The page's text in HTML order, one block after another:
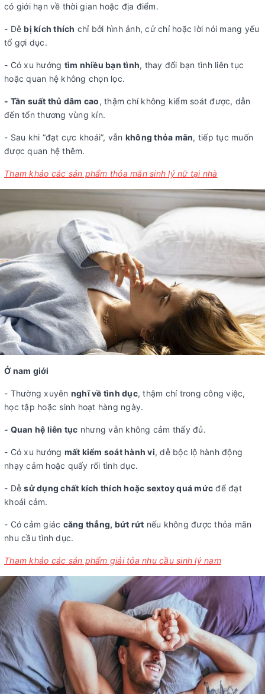
có giới hạn về thời gian hoặc địa điểm.
- Dễbị kích thích chỉ bởi hình ảnh, cử chỉ hoặc lời nói mang yếu
tố gợi dục.
- Có xu hướng tìm nhiều bạn tình, thay đổi bạn tình liên tục
hoặc quan hệ không chọn lọc.
- Tần suất thủ dâm cao, thậm chí không kiểm soát được, dẫn
đến tổn thương vùng kín.
- Sau khi “đạt cực khoái”, vẫn không thỏa mãn, tiếp tục muốn
được quan hệ thêm.
Tham khảo các sản phẩm thỏa mãn sinh lý nữ tại nhà
Ở nam giới
- Thường xuyên nghĩ về tình dục, thậm chí trong công việc,
học tập hoặc sinh hoạt hàng ngày.
- Quan hệ liên tục nhưng vẫn không cảm thấy đủ.
- Có xu hướng mất kiểm soát hành vi, dễ bộc lộ hành động
nhạy cảm hoặc quấy rối tình dục.
- Dễsử dụng chất kích thích hoặc sextoy quá mức để đạt
khoái cảm.
- Có cảm giác căng thẳng, bứt rứt nếu không được thỏa mãn
nhu cầu tình dục.
Tham khảo các sản phẩm giải tỏa nhu cầu sinh lý nam